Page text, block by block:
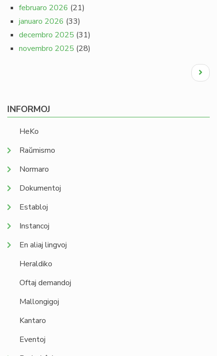
februaro 2026 (21)
januaro 2026 (33)
decembro 2025 (31)
novembro 2025 (28)
Next
page
INFORMOJ
HeKo
Raŭmismo
Normaro
Dokumentoj
Establoj
Instancoj
En aliaj lingvoj
Heraldiko
Oftaj demandoj
Mallongigoj
Kantaro
Eventoj